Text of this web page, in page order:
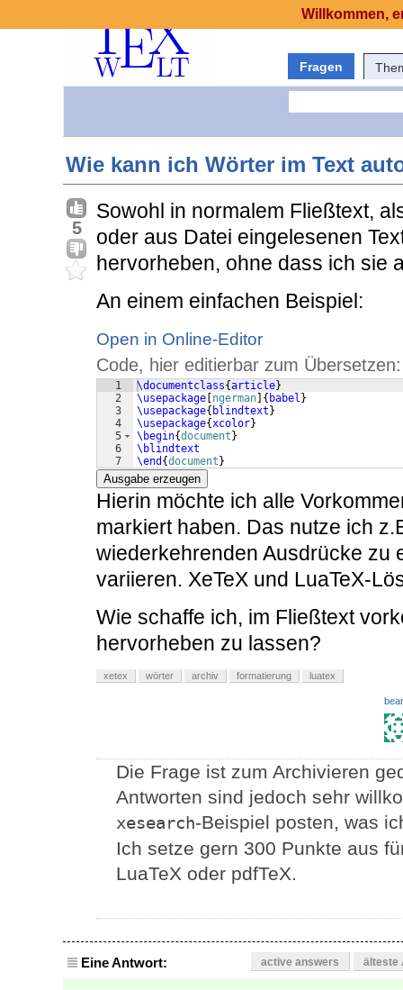
Fragen
Wie kann ich Wörter im Text
5
Sowohl in normalem Fließtext,
oder aus Datei eingelesenen
hervorheben, ohne dass ich sie
An einem einfachen Beispiel:
Open in Online-Editor
Code, hier editierbar zum Übersetzen:
1
2
3
4
5
6
7
\documentclass{article}
\usepackage ngerman { babel }
\usepackage{ blindtext }
\usepackage{xcolor}
\begin{document }
\blindtext
\end {document }
Ausgabe erzeugen
Hierin möchte ich alle
markiert haben. Das nutze ich
wiederkehrenden Ausdrücke zu
variieren. XeTeX und LuaTeX-
Wie schaffe ich, im Fließtext
hervorheben zu lassen?
xetex wörter archiv formatierung luatex
Die Frage ist zum Archivieren
Antworten sind jedoch sehr
xesearch-Beispiel posten, was
Ich setze gern 300 Punkte aus
LuaTeX oder pdfTeX.
Eine Antwort: active answers älteste
Willkommen,